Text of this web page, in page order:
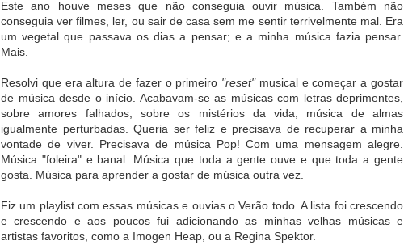
Este ano houve meses que não conseguia ouvir música. Também não
conseguia ver filmes, ler, ou sair de casa sem me sentir terrivelmente mal. Era
um vegetal que passava os dias a pensar; e a minha música fazia pensar.
Mais.
Resolvi que era altura de fazer o primeiro "reset"musical e começar a gostar
de música desde o início. Acabavam-se as músicas com letras deprimentes,
sobre amores falhados, sobre os mistérios da vida; música de almas
igualmente perturbadas. Queria ser feliz e precisava de recuperar a minha
vontade de viver. Precisava de música Pop! Com uma mensagem alegre.
Música "foleira" e banal. Música que toda a gente ouve e que toda a gente
gosta. Música para aprender a gostar de música outra vez.
Fiz um playlist com essas músicas e ouvias o Verão todo. A lista foi crescendo
e crescendo e aos poucos fui adicionando as minhas velhas músicas e
artistas favoritos, como a Imogen Heap, ou a Regina Spektor.